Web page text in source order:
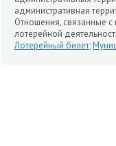
административная
Отношения, связанные
лотерейной
Лотерейный билет;